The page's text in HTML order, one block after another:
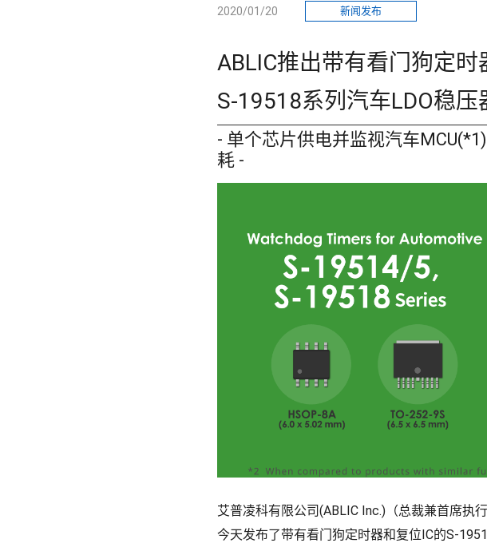
2020/01/20 新闻发布
ABLIC推出带有看门狗定
S-19518系列汽车LDO稳压
- 单个芯片供电并监视汽车
耗 -
艾普凌科有限公司(ABLIC Inc.)（总裁兼首席执
今天发布了带有看门狗定时器和复位IC的S-